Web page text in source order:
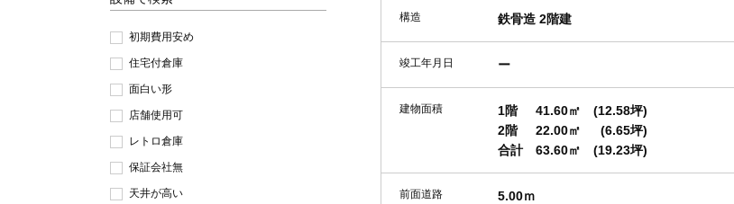
構造 鉄骨造 2階建
竣工年月日 ー
建物面積 1階 41.60㎡
(12.58坪)
2階
22.00㎡
(6.65坪)
合計
63.60㎡ (19.23坪)
前面道路 5.00ｍ
初期費用安め
住宅付倉庫
面白い形
店舗使用可
レトロ倉庫
保証会社無
天井が高い